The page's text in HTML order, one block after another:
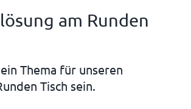
am Runden
Thema für unseren
Tisch sein.